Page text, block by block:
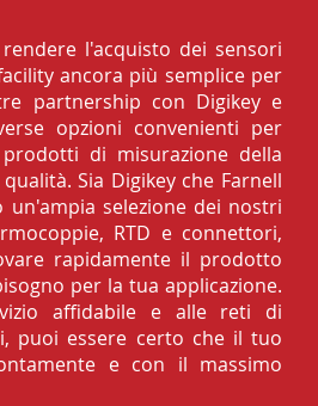
l'acquisto dei sensori
ancora più semplice per
partnership con Digikey e
opzioni convenienti per
di misurazione della
Sia Digikey che Farnell
un'ampia selezione dei nostri
RTD e connettori,
rapidamente il prodotto
per la tua applicazione.
affidabile e alle reti di
puoi essere certo che il tuo
e con il massimo